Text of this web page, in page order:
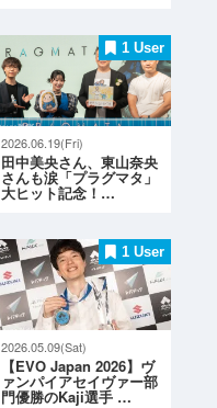
1 User
2026.06.19(Fri)
田中美央さん、東山奈央
さんも涙「プラグマタ」
大ヒット記念！…
1 User
2026.05.09(Sat)
【EVO Japan 2026】ヴ
ァンパイアセイヴァー部
門優勝のKaji選手 …